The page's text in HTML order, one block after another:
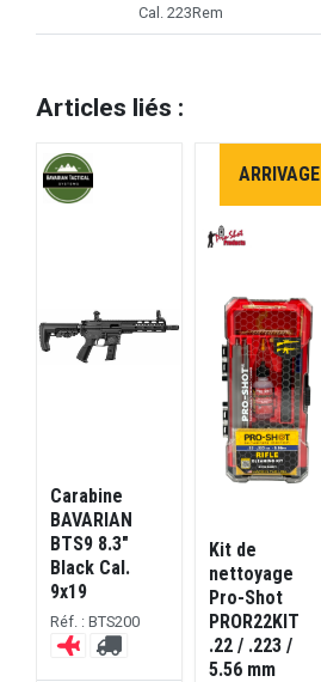
Cal. 223Rem
Articles liés :
Carabine
BAVARIAN
BTS9 8.3"
Black Cal.
9x19
Réf. : BTS200
ARRIVAGE
Kit de
nettoyage
Pro-Shot
PROR22KIT
.22 / .223 /
5.56 mm